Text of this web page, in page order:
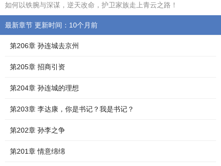
如何以铁腕与深谋，逆天改命，护卫家族走上青云之路！
最新章节 更新时间：10个月前
第206章 孙连城去京州
第205章 招商引资
第204章 孙连城的理想
第203章 李达康，你是书记？我是书记？
第202章 孙李之争
第201章 情意绵绵